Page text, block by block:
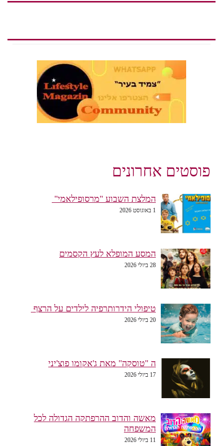
פוסטים אחרונים
המלצת השבוע "מרסופילאמי"
1 באוגוסט 2026
המסע המופלא לעץ הקסמים
28 ביולי 2026
טיפולי הידרותרפיה לילדים על הרצף
20 ביולי 2026
ה "טוסקה" מאת ג'אקומו פוצ'יני
17 ביולי 2026
מאשה והדוב ההרפתקה הגדולה לכל
המשפחה
11 ביולי 2026